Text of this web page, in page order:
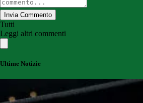
Invia Commento
Tutti
Leggi altri commenti
Ultime Notizie